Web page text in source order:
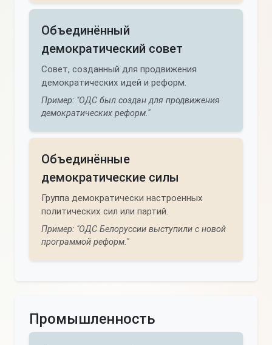
Объединённый
демократический совет
Совет, созданный для продвижения
демократических идей и реформ.
Пример: "ОДС был создан для продвижения
демократических реформ."
Объединённые
демократические силы
Группа демократически настроенных
политических сил или партий.
Пример: "ОДС Белоруссии выступили с новой
программой реформ."
Промышленность